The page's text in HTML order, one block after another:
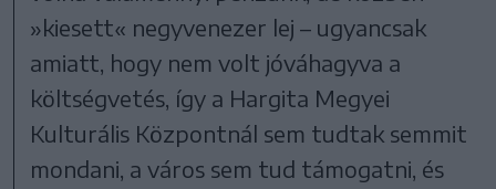
»kiesett« negyvenezer lej – ugyancsak
amiatt, hogy nem volt jóváhagyva a
költségvetés, így a Hargita Megyei
Kulturális Központnál sem tudtak semmit
mondani, a város sem tud támogatni, és